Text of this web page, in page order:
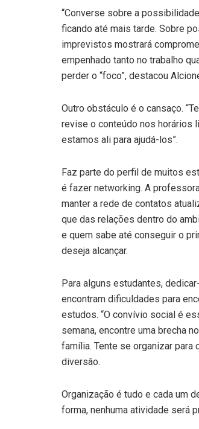
“Converse sobre a
ficando até mais tarde. Sobre
imprevistos mostrará
empenhado tanto no trabalho
perder o “foco”, destacou
Outro obstáculo é o cansaço.
revise o conteúdo nos horários
estamos ali para ajudá-los”.
Faz parte do perfil de muitos
é fazer networking. A
manter a rede de contatos
que das relações dentro do
e quem sabe até conseguir o
deseja alcançar.
Para alguns estudantes,
encontram dificuldades para
estudos. “O convívio social é
semana, encontre uma brecha
família. Tente se organizar
diversão.
Organização é tudo e cada um
forma, nenhuma atividade será